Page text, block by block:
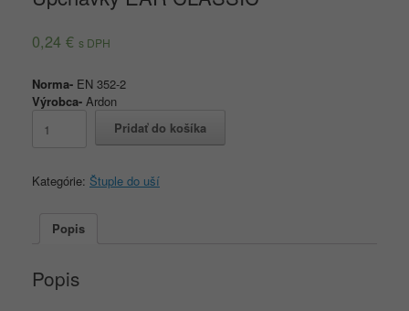
0,24 € s DPH
Norma- EN 352-2
Výrobca- Ardon
Upchávky
Pridať do košíka
Kategórie: Štuple do uší
Popis
Popis